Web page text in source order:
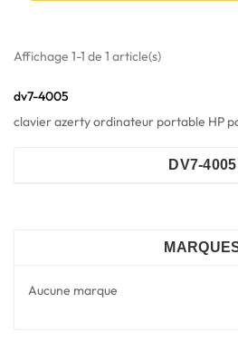
Affichage 1-1 de 1 article(s)
dv7-4005
clavier azerty ordinateur portable HP
DV7-4005
Aucune marque